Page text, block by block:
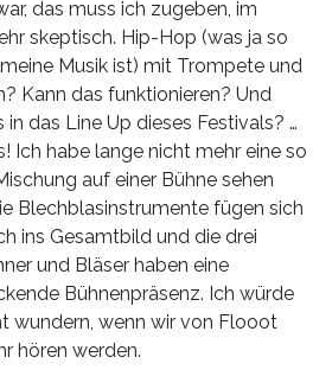
das muss ich zugeben, im
skeptisch. Hip-Hop (was ja so
Musik ist) mit Trompete und
Kann das funktionieren? Und
in das Line Up dieses Festivals? …
Ich habe lange nicht mehr eine so
auf einer Bühne sehen
Blechblasinstrumente fügen sich
ins Gesamtbild und die drei
und Bläser haben eine
Bühnenpräsenz. Ich würde
wundern, wenn wir von Flooot
hören werden.